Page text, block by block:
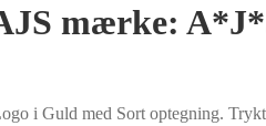
mærke:
i Guld med Sort optegning.